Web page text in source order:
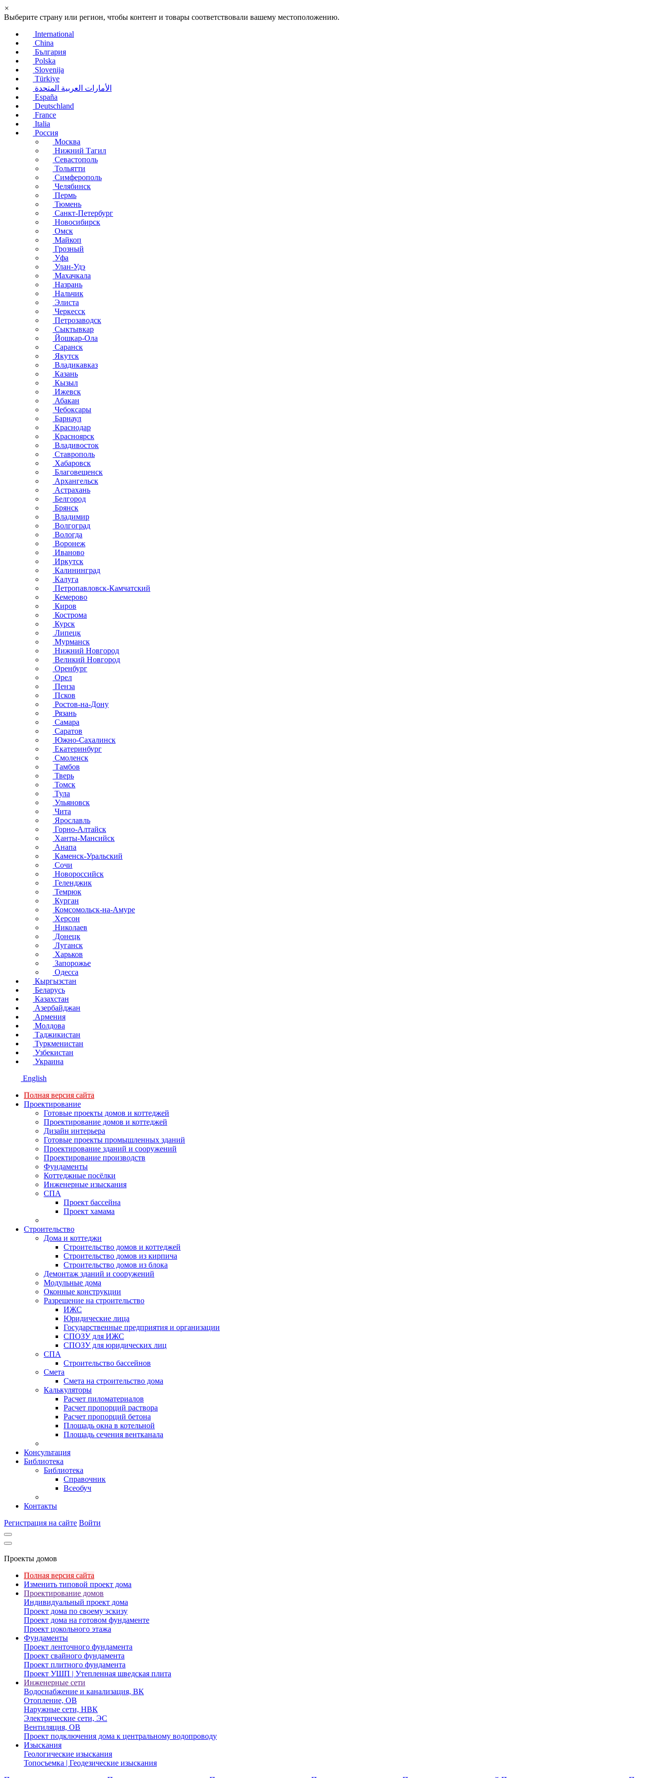
×
Выберите страну или регион, чтобы контент и товары соответствовали вашему местоположению.
International
China
България
Polska
Slovenija
Türkiye
الأمارات العربية المتحدة
España
Deutschland
France
Italia
Россия
Москва
Нижний Тагил
Севастополь
Тольятти
Симферополь
Челябинск
Пермь
Тюмень
Санкт-Петербург
Новосибирск
Омск
Майкоп
Грозный
Уфа
Улан-Удэ
Махачкала
Назрань
Нальчик
Элиста
Черкесск
Петрозаводск
Сыктывкар
Йошкар-Ола
Саранск
Якутск
Владикавказ
Казань
Кызыл
Ижевск
Абакан
Чебоксары
Барнаул
Краснодар
Красноярск
Владивосток
Ставрополь
Хабаровск
Благовещенск
Архангельск
Астрахань
Белгород
Брянск
Владимир
Волгоград
Вологда
Воронеж
Иваново
Иркутск
Калининград
Калуга
Петропавловск-Камчатский
Кемерово
Киров
Кострома
Курск
Липецк
Мурманск
Нижний Новгород
Великий Новгород
Оренбург
Орел
Пенза
Псков
Ростов-на-Дону
Рязань
Самара
Саратов
Южно-Сахалинск
Екатеринбург
Смоленск
Тамбов
Тверь
Томск
Тула
Ульяновск
Чита
Ярославль
Горно-Алтайск
Ханты-Мансийск
Анапа
Каменск-Уральский
Сочи
Новороссийск
Геленджик
Темрюк
Курган
Комсомольск-на-Амуре
Херсон
Николаев
Донецк
Луганск
Харьков
Запорожье
Одесса
Кыргызстан
Беларусь
Казахстан
Азербайджан
Армения
Молдова
Таджикистан
Туркменистан
Узбекистан
Украина
English
Полная версия сайта
Проектирование
Готовые проекты домов и коттеджей
Проектирование домов и коттеджей
Дизайн интерьера
Готовые проекты промышленных зданий
Проектирование зданий и сооружений
Проектирование производств
Фундаменты
Коттеджные посёлки
Инженерные изыскания
СПА
Проект бассейна
Проект хамама
Строительство
Дома и коттеджи
Строительство домов и коттеджей
Строительство домов из кирпича
Строительство домов из блока
Демонтаж зданий и сооружений
Модульные дома
Оконные конструкции
Разрешение на строительство
ИЖС
Юридические лица
Государственные предприятия и организации
СПОЗУ для ИЖС
СПОЗУ для юридических лиц
СПА
Строительство бассейнов
Смета
Смета на строительство дома
Калькуляторы
Расчет пиломатериалов
Расчет пропорций раствора
Расчет пропорций бетона
Площадь окна в котельной
Площадь сечения вентканала
Консультация
Библиотека
Библиотека
Справочник
Всеобуч
Контакты
Регистрация на сайте Войти
Проекты домов
Полная версия сайта
Изменить типовой проект дома
Проектирование домов
Индивидуальный проект дома
Проект дома по своему эскизу
Проект дома на готовом фундаменте
Проект цокольного этажа
Фундаменты
Проект ленточного фундамента
Проект свайного фундамента
Проект плитного фундамента
Проект УШП | Утепленная шведская плита
Инженерные сети
Водоснабжение и канализация, ВК
Отопление, ОВ
Наружные сети, НВК
Электрические сети, ЭС
Вентиляция, ОВ
Проект подключения дома к центральному водопроводу
Изыскания
Геологические изыскания
Топосъемка | Геодезические изыскания